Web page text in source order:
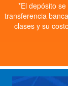
*El depósito
transferencia
clases y su